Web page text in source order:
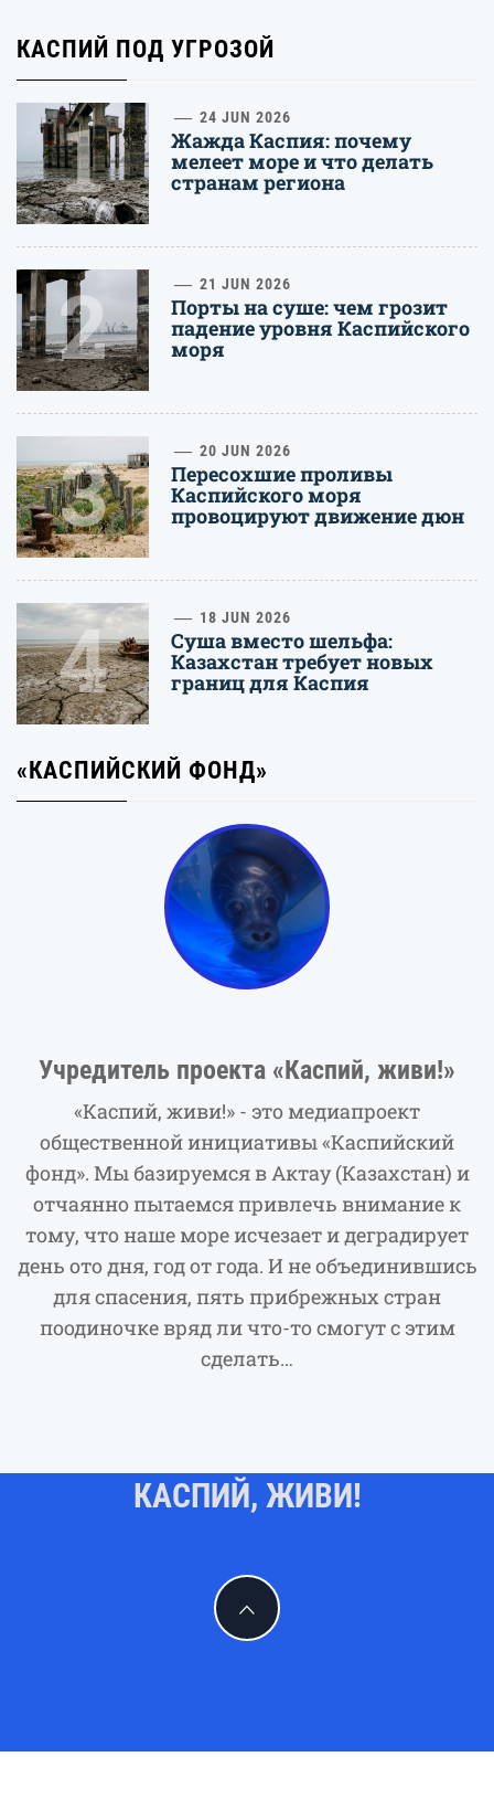
КАСПИЙ ПОД УГРОЗОЙ
1 24 JUN 2026
Жажда Каспия: почему
мелеет море и что делать
странам региона
2 21 JUN 2026
Порты на суше: чем грозит
падение уровня Каспийского
моря
3 20 JUN 2026
Пересохшие проливы
Каспийского моря
провоцируют движение дюн
4 18 JUN 2026
Суша вместо шельфа:
Казахстан требует новых
границ для Каспия
«КАСПИЙСКИЙ ФОНД»
Учредитель проекта «Каспий, живи!»
«Каспий, живи!» - это медиапроект
общественной инициативы «Каспийский
фонд». Мы базируемся в Актау (Казахстан) и
отчаянно пытаемся привлечь внимание к
тому, что наше море исчезает и деградирует
день ото дня, год от года. И не объединившись
для спасения, пять прибрежных стран
поодиночке вряд ли что-то смогут с этим
сделать…
КАСПИЙ, ЖИВИ!